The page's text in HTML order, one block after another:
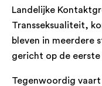
Landelijke
Transseksualiteit,
bleven in meerdere
gericht op de
Tegenwoordig